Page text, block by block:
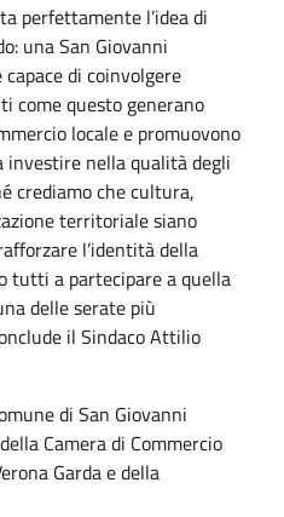
perfettamente l’idea di
una San Giovanni
di coinvolgere
come questo generano
locale e promuovono
nella qualità degli
crediamo che cultura,
territoriale siano
l’identità della
tutti a partecipare a quella
delle serate più
il Sindaco Attilio
di San Giovanni
Camera di Commercio
Garda e della